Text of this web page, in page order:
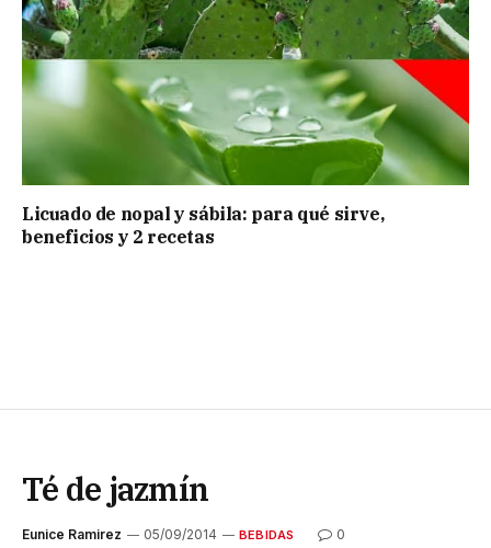
Licuado de nopal y sábila: para qué sirve,
beneficios y 2 recetas
Té de jazmín
Eunice Ramirez 05/09/2014 BEBIDAS 0